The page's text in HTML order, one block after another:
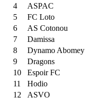
4
ASPAC
5
FC Loto
6
AS Cotonou
7
Damissa
8
Dynamo Abomey
9
Dragons
10
Espoir FC
11
Hodio
12
ASVO